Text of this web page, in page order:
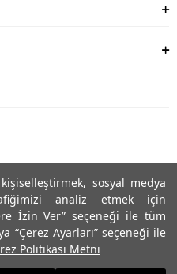
sosyal medya
analiz etmek için
İzin Ver” seçeneği ile tüm
“Çerez Ayarları” seçeneği ile
Politikası Metni
İzinsiz kullanılamaz